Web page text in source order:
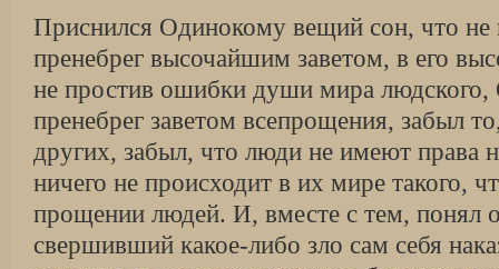
Приснился Одинокому вещий сон, что не
пренебрег высочайшим заветом, в его
не простив ошибки души мира людского,
пренебрег заветом всепрощения, забыл
других, забыл, что люди не имеют права
ничего не происходит в их мире такого,
прощении людей. И, вместе с тем, понял
свершивший какое-либо зло сам себя